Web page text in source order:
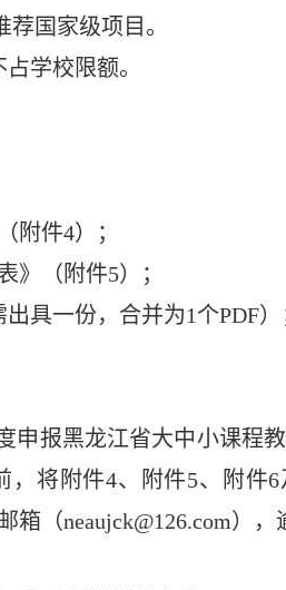
国家级项目。
学校限额。
附件4）；
》（附件5）；
具一份，合并为1个PDF）
申报黑龙江省大中小课程
，将附件4、附件5、附件
（neaujck@126.com），